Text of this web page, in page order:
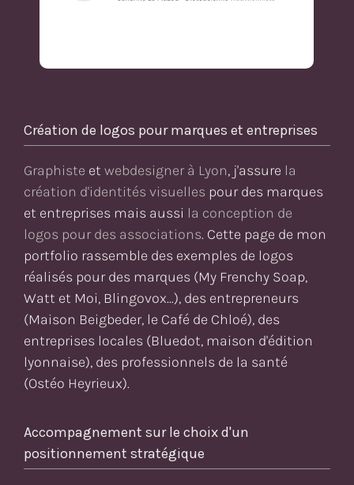
Création de logos pour marques et entreprises
Graphiste etwebdesigner à Lyon, j'assure la
création d'identités visuelles pour des marques
et entreprises mais aussi la conception de
logos pour des associations. Cette page de mon
portfolio rassemble des exemples de logos
réalisés pour des marques (My Frenchy Soap,
Watt et Moi, Blingovox…), des entrepreneurs
(Maison Beigbeder, le Café de Chloé), des
entreprises locales (Bluedot, maison d'édition
lyonnaise), des professionnels de la santé
(Ostéo Heyrieux).
Accompagnement sur le choix d'un
positionnement stratégique